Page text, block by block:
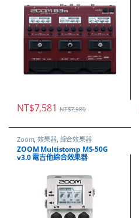
NT$7,581 NT$7,980
Zoom,效果器, 綜合效果器
ZOOM Multistomp MS-50G
v3.0 電吉他綜合效果器